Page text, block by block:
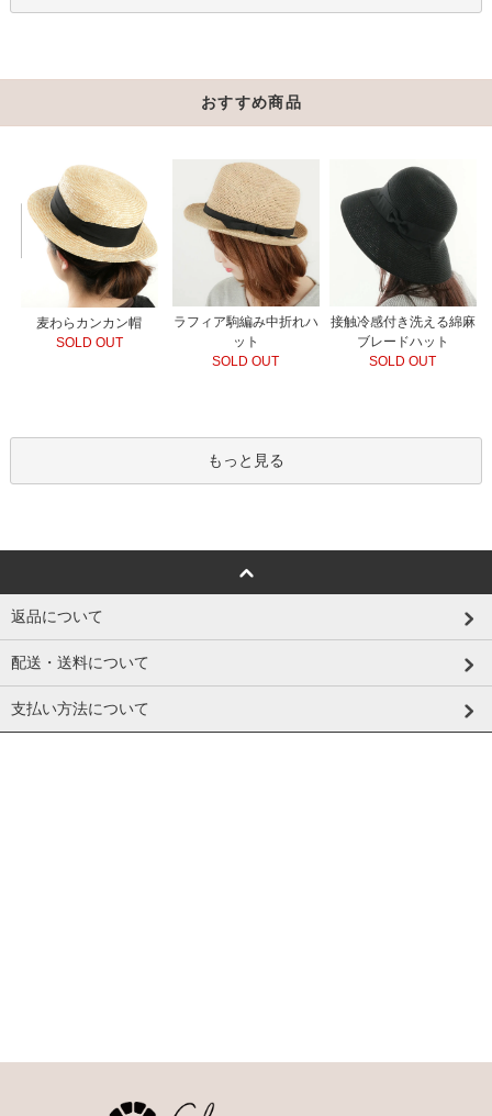
おすすめ商品
麦わらカンカン帽
SOLD OUT
ラフィア駒編み中折れハ
ット
SOLD OUT
接触冷感付き洗える綿麻
ブレードハット
SOLD OUT
もっと見る
返品について
配送・送料について
支払い方法について